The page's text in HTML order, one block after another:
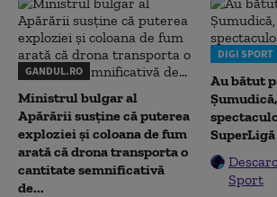
GANDUL.RO
Ministrul bulgar al
Apărării susține că puterea
exploziei și coloana de fum
arată că drona transporta o
cantitate semnificativă
de...
DIGI SPORT
Au bătut
SuperLigă
Sport